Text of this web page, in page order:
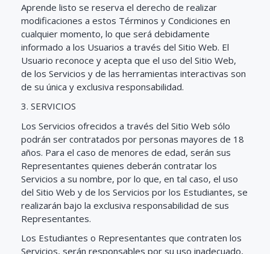
Aprende listo se reserva el derecho de realizar
modificaciones a estos Términos y Condiciones en
cualquier momento, lo que será debidamente
informado a los Usuarios a través del Sitio Web. El
Usuario reconoce y acepta que el uso del Sitio Web,
de los Servicios y de las herramientas interactivas son
de su única y exclusiva responsabilidad.
3. SERVICIOS
Los Servicios ofrecidos a través del Sitio Web sólo
podrán ser contratados por personas mayores de 18
años. Para el caso de menores de edad, serán sus
Representantes quienes deberán contratar los
Servicios a su nombre, por lo que, en tal caso, el uso
del Sitio Web y de los Servicios por los Estudiantes, se
realizarán bajo la exclusiva responsabilidad de sus
Representantes.
Los Estudiantes o Representantes que contraten los
Servicios, serán responsables por su uso inadecuado,